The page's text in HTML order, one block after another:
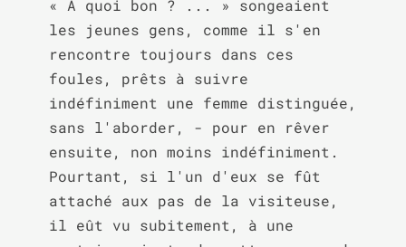
« À quoi bon ? ... » songeaient
les jeunes gens, comme il s'en
rencontre toujours dans ces
foules, prêts à suivre
indéfiniment une femme distinguée,
sans l'aborder, - pour en rêver
ensuite, non moins indéfiniment.
Pourtant, si l'un d'eux se fût
attaché aux pas de la visiteuse,
il eût vu subitement, à une